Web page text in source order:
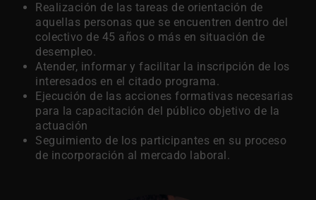
Realización de las tareas de orientación de
aquellas personas que se encuentren dentro del
colectivo de 45 años o más en situación de
desempleo.
Atender, informar y facilitar la inscripción de los
interesados en el citado programa.
Ejecución de las acciones formativas necesarias
para la capacitación del público objetivo de la
actuación
Seguimiento de los participantes en su proceso
de incorporación al mercado laboral.